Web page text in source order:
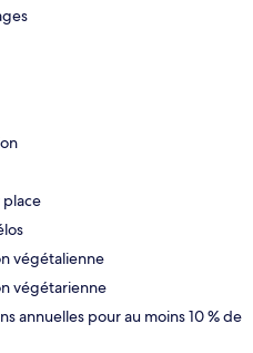
place
végétalienne
végétarienne
annuelles pour au moins 10 % de